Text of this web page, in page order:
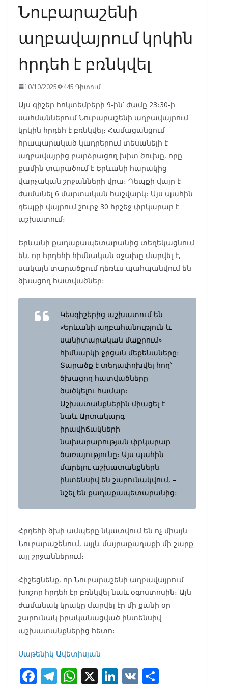
Նուբարաշենի
աղբավայրում կրկին
հրդեհ է բռնկվել
10/10/2025 445 Դիտում
Այս գիշեր հոկտեմբերի 9-ին՝ ժամը 23։30-ի
սահմաններում Նուբարաշենի աղբավայրում
կրկին հրդեհ է բռնկվել։ Համացանցում
հրապարակած կադրերում տեսանելի է
աղբավայրից բարձրացող խիտ ծուխը, որը
քամին տարածում է Երևանի հարակից
վարչական շրջանների վրա։ Դեպքի վայր է
ժամանել 6 մարտական հաշվարկ։ Այս պահին
դեպքի վայրում շուրջ 30 հրշեջ փրկարար է
աշխատում։
Երևանի քաղաքապետարանից տեղեկացնում
են, որ հրդեհի հիմնական օջախը մարվել է,
սակայն տարածքում դեռևս պահպանվում են
ծխացող հատվածներ։
Կեսգիշերից աշխատում են
«Երևանի աղբահանություն և
սանիտարական մաքրում»
հիմնարկի ջրցան մեքենաները։
Տարածք է տեղափոխվել հող՝
ծխացող հատվածները
ծածկելու համար։
Աշխատանքներին միացել է
նաև Արտակարգ
իրավիճակների
նախարարության փրկարար
ծառայությունը։ Այս պահին
մարելու աշխատանքներն
ինտենսիվ են շարունակվում, –
նշել են քաղաքապետարանից։
Հրդեհի ծխի ամպերը նկատվում են ոչ միայն
Նուբարաշենում, այլև մայրաքաղաքի մի շարք
այլ շրջաններում։
Հիշեցնենք, որ Նուբարաշենի աղբավայրում
խոշոր հրդեհ էր բռնկվել նաև օգոստոսին։ Այն
ժամանակ կրակը մարվել էր մի քանի օր
շարունակ իրականացված ինտենսիվ
աշխատանքներից հետո։
Սաթենիկ Ավետիսյան
F T W X Li V